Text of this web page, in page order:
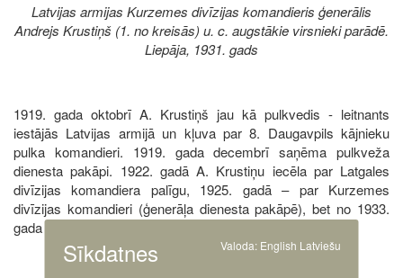
Latvijas armijas Kurzemes divīzijas komandieris ģenerālis
Andrejs Krustiņš (1. no kreisās) u. c. augstākie virsnieki parādē.
Liepāja, 1931. gads
1919. gada oktobrī A. Krustiņš jau kā pulkvedis - leitnants
iestājās Latvijas armijā un kļuva par 8. Daugavpils kājnieku
pulka komandieri. 1919. gada decembrī saņēma pulkveža
dienesta pakāpi. 1922. gadā A. Krustiņu iecēla par Latgales
divīzijas komandiera palīgu, 1925. gadā – par Kurzemes
divīzijas komandieri (ģenerāļa dienesta pakāpē), bet no 1933.
gada vidus – par Latgales divīzijas komandieri.
Sīkdatnes Valoda: English Latviešu